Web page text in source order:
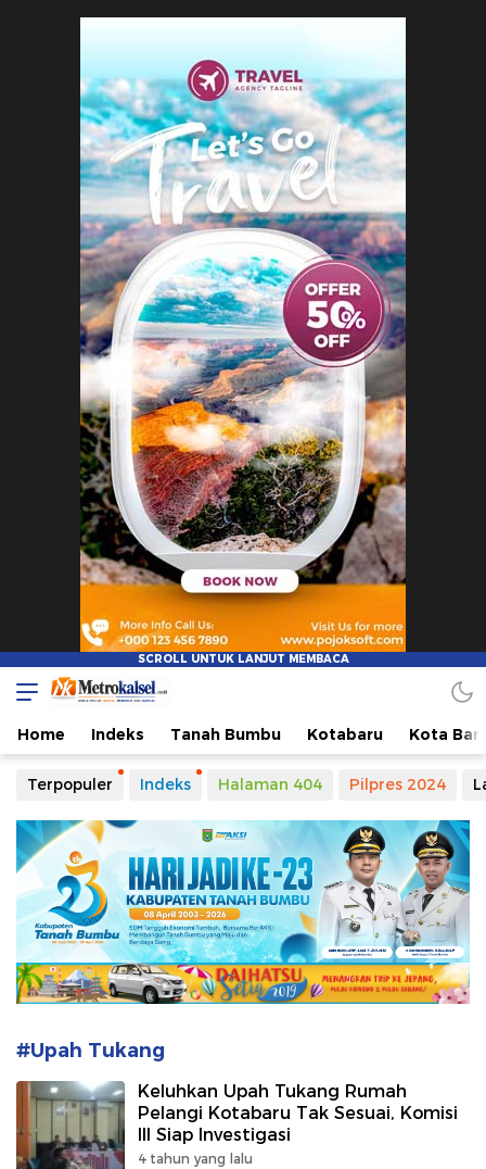
Metro Kalsel
Media Online Terkini, Faktual dan Mendidik
Home Indeks Tanah Bumbu Kotabaru Kota
Terpopuler Indeks Halaman 404 Pilpres 2024
#Upah Tukang
Keluhkan Upah Tukang Rumah
Pelangi Kotabaru Tak Sesuai, Komisi
III Siap Investigasi
4 tahun yang lalu